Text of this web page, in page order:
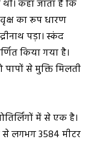
कहा जाता है कि
का रूप धारण
पड़ा। स्कंद
किया गया है।
पापों से मुक्ति मिलती
में से एक है।
से लगभग 3584 मीटर